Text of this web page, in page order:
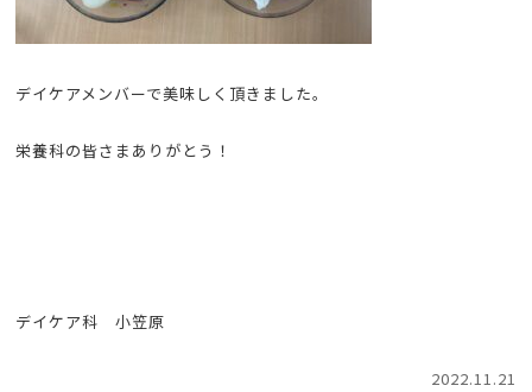
デイケアメンバーで美味しく頂きました。
栄養科の皆さまありがとう！
デイケア科 小笠原
2022.11.21